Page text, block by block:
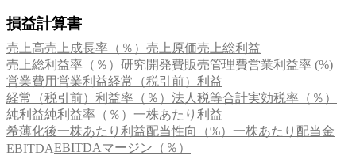
損益計算書
売上高売上成長率（％） 売上原価売上総利益
売上総利益率（％） 研究開発費販売管理費営業利益率 (%)
営業費用営業利益経常（税引前）利益
経常（税引前）利益率（％） 法人税等合計実効税率（％）
純利益純利益率（％） 一株あたり利益
希薄化後一株あたり利益配当性向（%） 一株あたり配当金
EBITDAEBITDAマージン（％）